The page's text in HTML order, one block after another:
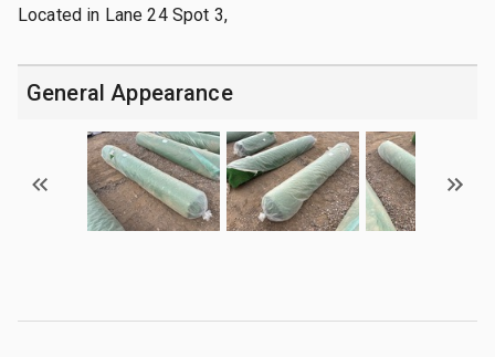
Located in Lane 24 Spot 3,
General Appearance